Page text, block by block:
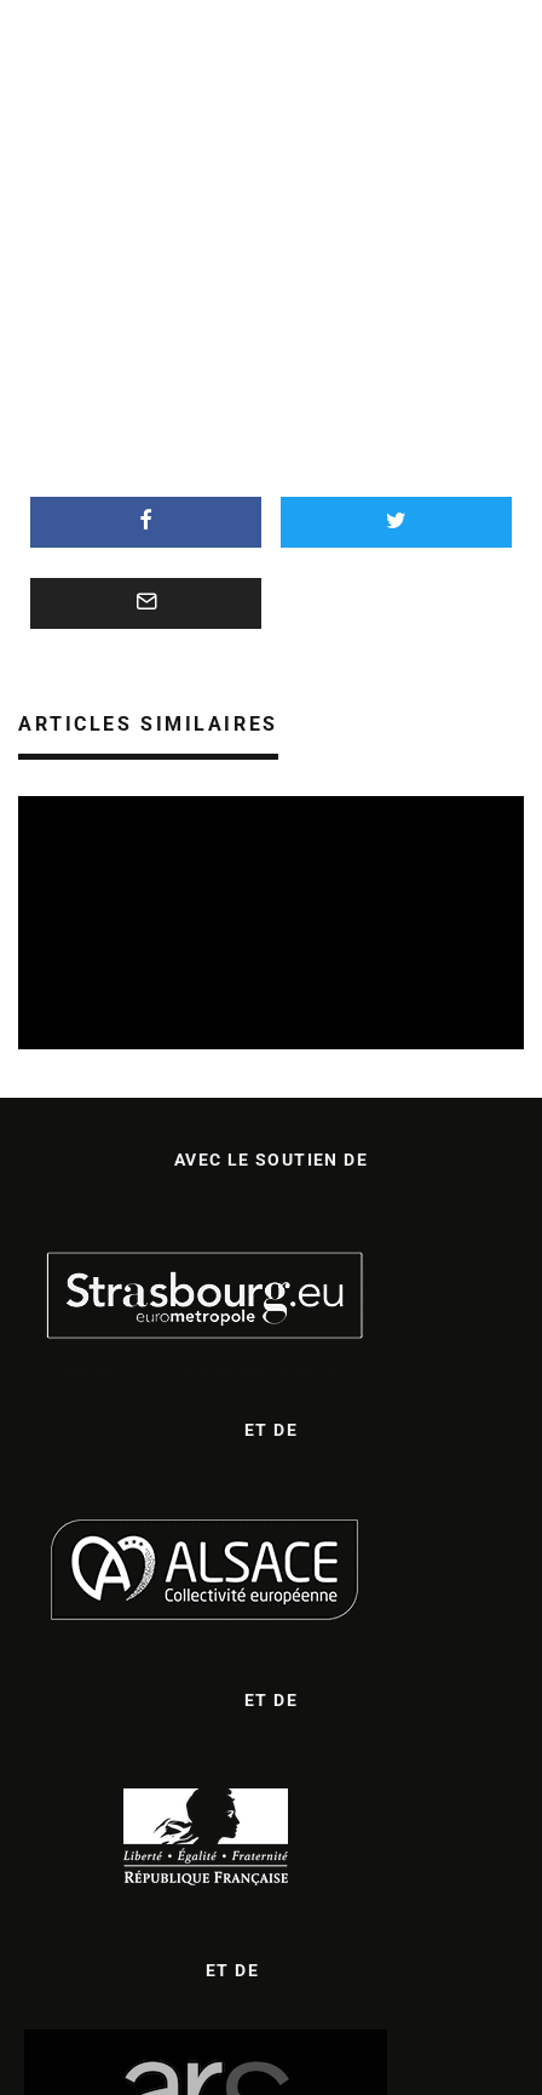
ARTICLES SIMILAIRES
AVEC LE SOUTIEN DE
ET DE
ET DE
ET DE